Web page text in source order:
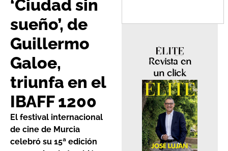
‘Ciudad sin
sueño’, de
Guillermo
Galoe,
triunfa en el
IBAFF 1200
El festival internacional
de cine de Murcia
celebró su 15ª edición
Revista en
un click